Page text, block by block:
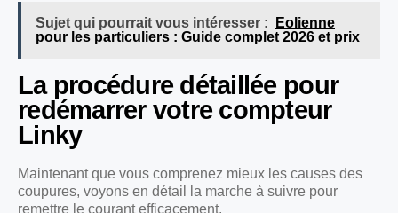
Sujet qui pourrait vous intéresser :
Eolienne
pour les particuliers : Guide complet 2026 et prix
La procédure détaillée pour
redémarrer votre compteur
Linky
Maintenant que vous comprenez mieux les causes des
coupures, voyons en détail la marche à suivre pour
remettre le courant efficacement.